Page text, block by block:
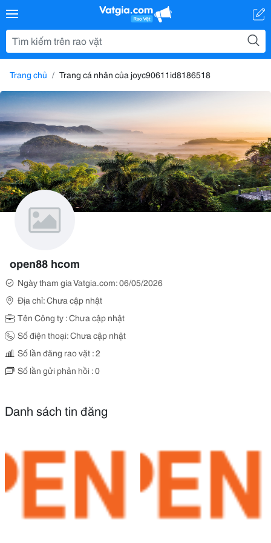
Trang chủ Trang cá nhân của joyc90611id8186518
open88 hcom
Ngày tham gia Vatgia.com: 06/05/2026
Địa chỉ: Chưa cập nhật
Tên Công ty : Chưa cập nhật
Số điện thoại: Chưa cập nhật
Số lần đăng rao vặt : 2
Số lần gửi phản hồi : 0
Danh sách tin đăng